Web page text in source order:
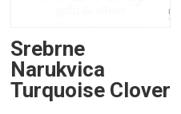
Srebrne
Narukvica
Turquoise Clover